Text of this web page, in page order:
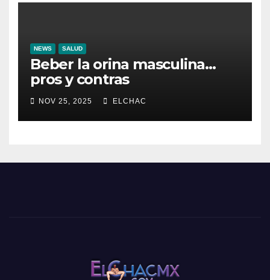
NEWS SALUD
Beber la orina masculina…
pros y contras
NOV 25, 2025 ELCHAC